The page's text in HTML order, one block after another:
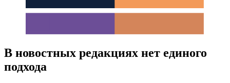
В новостных редакциях нет единого
подхода